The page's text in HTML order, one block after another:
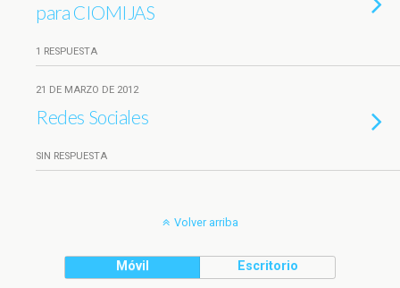
para CIOMIJAS
1 RESPUESTA
21 DE MARZO DE 2012
Redes Sociales
SIN RESPUESTA
Volver arriba
Móvil Escritorio